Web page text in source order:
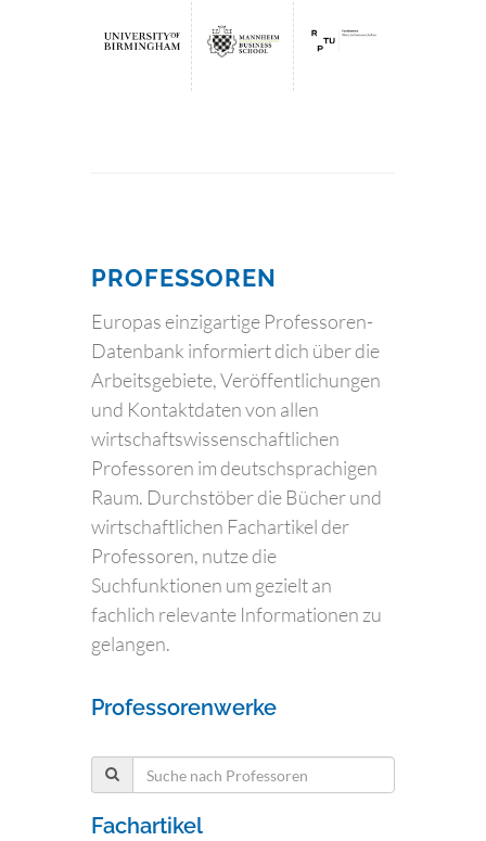
PROFESSOREN
Europas einzigartige Professoren-
Datenbank informiert dich über die
Arbeitsgebiete, Veröffentlichungen
und Kontaktdaten von allen
wirtschaftswissenschaftlichen
Professoren im deutschsprachigen
Raum. Durchstöber die Bücher und
wirtschaftlichen Fachartikel der
Professoren, nutze die
Suchfunktionen um gezielt an
fachlich relevante Informationen zu
gelangen.
Professorenwerke
Fachartikel